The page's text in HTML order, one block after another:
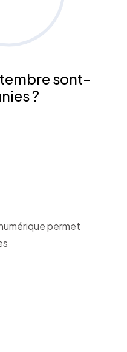
sont-
?
permet